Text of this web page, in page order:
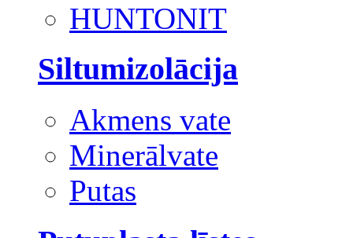
HUNTONIT
Siltumizolācija
Akmens vate
Minerālvate
Putas